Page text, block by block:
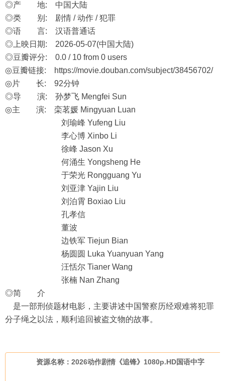
◎产 地: 中国大陆
◎类 别: 剧情 / 动作 / 犯罪
◎语 言: 汉语普通话
◎上映日期: 2026-05-07(中国大陆)
◎豆瓣评分: 0.0 / 10 from 0 users
◎豆瓣链接:
https://movie.douban.com/subject/38456702/
◎片 长: 92分钟
◎导 演: 孙梦飞 Mengfei Sun
◎主 演: 栾茗媛 Mingyuan Luan
刘瑜峰 Yufeng Liu
李心博 Xinbo Li
徐峰 Jason Xu
何涌生 Yongsheng He
于荣光 Rongguang Yu
刘亚津 Yajin Liu
刘泊霄 Boxiao Liu
孔孝信
董波
边铁军 Tiejun Bian
杨圆圆 Luka Yuanyuan Yang
汪恬尔 Tianer Wang
张楠 Nan Zhang
◎简 介
是一部刑侦题材电影，主要讲述中国警察历经艰难将犯罪
分子绳之以法，顺利追回被盗文物的故事。
资源名称：2026动作剧情《追锋》1080p.HD国语中字